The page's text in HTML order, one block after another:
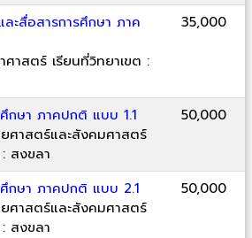
ละสื่อสารการศึกษา ภาค
าสตร์ เรียนที่วิทยาเขต :
35,000
กษา ภาคปกติ แบบ 1.1
าสตร์และสังคมศาสตร์
สงขลา
50,000
กษา ภาคปกติ แบบ 2.1
าสตร์และสังคมศาสตร์
สงขลา
50,000